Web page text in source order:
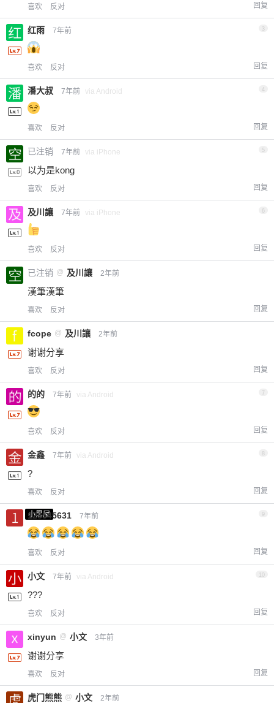
喜欢 反对 回复
红雨 7年前 3
喜欢 反对 回复
潘大叔 7年前 via Android 4
喜欢 反对 回复
已注销 7年前 via iPhone 5
以为是kong
喜欢 反对 回复
及川讓 7年前 via iPhone
喜欢 反对 回复
已注销 @ 及川讓 2年前
漢筆漢筆
喜欢 反对 回复
fcope @ 及川讓 2年前
谢谢分享
喜欢 反对 回复
的的 7年前 via Android 7
喜欢 反对 回复
金鑫 7年前 via Android
?
喜欢 反对 回复
小黑屋
123545631 7年前 9
喜欢 反对 回复
小文 7年前 via Android
???
喜欢 反对 回复
xinyun @ 小文 3年前
谢谢分享
喜欢 反对 回复
虎门熊熊 @ 小文 2年前